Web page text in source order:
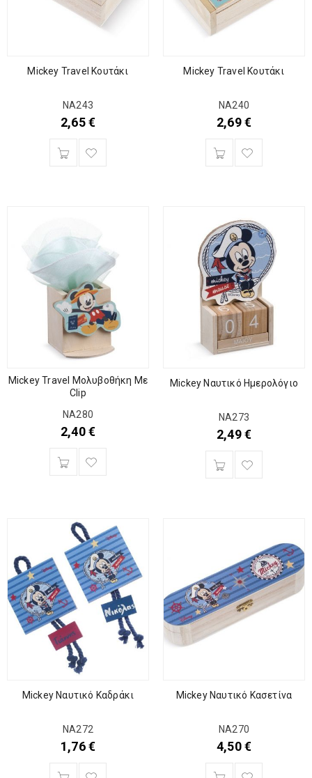
Mickey Travel Κουτάκι
ΝΑ243
2,65€
Mickey Travel Κουτάκι
ΝΑ240
2,69€
Mickey Travel Μολυβοθήκη Με
Clip
ΝΑ280
2,40€
Mickey Ναυτικό Ημερολόγιο
ΝΑ273
2,49€
Mickey Ναυτικό Καδράκι
ΝΑ272
1,76€
Mickey Ναυτικό Κασετίνα
ΝΑ270
4,50€